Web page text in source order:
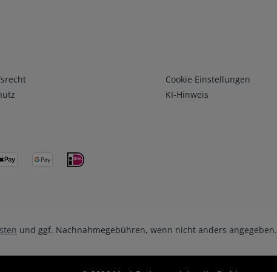
Infos 3
Cookie Einstellungen
KI-Hinweis
und ggf. Nachnahmegebühren, wenn nicht anders angegeben.